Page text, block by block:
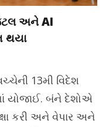
અને AI
થયા
13મી વિદેશ
યોજાઈ. બંને દેશોએ
કરી અને વેપાર અને